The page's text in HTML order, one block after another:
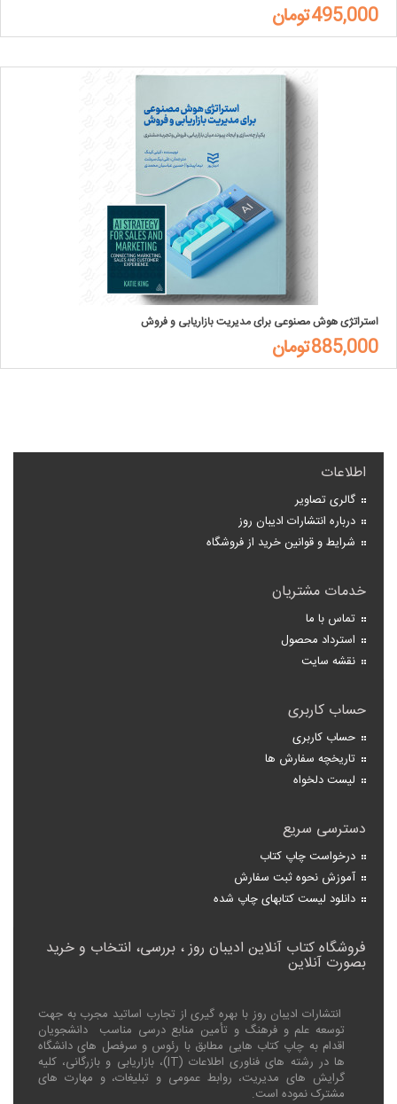
495,000تومان
استراتژی هوش مصنوعی برای مدیریت بازاریابی و فروش
885,000تومان
اطلاعات
گالری تصاویر
درباره انتشارات ادیبان روز
شرایط و قوانین خرید از فروشگاه
خدمات مشتریان
تماس با ما
استرداد محصول
نقشه سایت
حساب کاربری
حساب کاربری
تاریخچه سفارش ها
لیست دلخواه
دسترسی سریع
درخواست چاپ کتاب
آموزش نحوه ثبت سفارش
دانلود لیست کتابهای چاپ شده
فروشگاه کتاب آنلاین ادیبان روز ، بررسی، انتخاب و خرید
بصورت آنلاین
انتشارات ادیبان روز با بهره گیری از تجارب اساتید مجرب به جهت
توسعه علم و فرهنگ و تأمین منابع درسی مناسب دانشجویان
اقدام به چاپ کتاب هایی مطابق با رئوس و سرفصل های دانشگاه
ها در رشته های فناوری اطلاعات (IT)، بازاریابی و بازرگانی، کلیه
گرایش های مدیریت، روابط عمومی و تبلیغات، و مهارت های
مشترک نموده است.